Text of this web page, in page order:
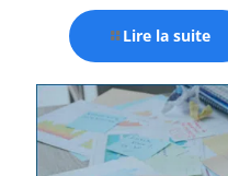
Lire la suite